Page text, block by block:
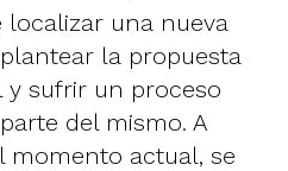
localizar una nueva
la propuesta
y sufrir un proceso
del mismo. A
momento actual, se